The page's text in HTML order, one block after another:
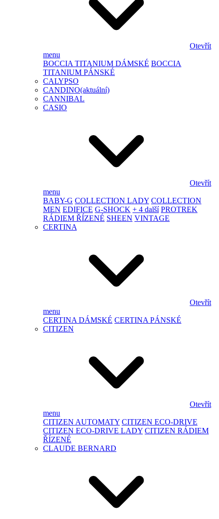
Otevřít
menu
BOCCIA TITANIUM DÁMSKÉ BOCCIA
TITANIUM PÁNSKÉ
CALYPSO
CANDINO(aktuální)
CANNIBAL
CASIO
Otevřít
menu
BABY-G COLLECTION LADY COLLECTION
MEN EDIFICE G-SHOCK + 4 další PROTREK
RÁDIEM ŘÍZENÉ SHEEN VINTAGE
CERTINA
Otevřít
menu
CERTINA DÁMSKÉ CERTINA PÁNSKÉ
CITIZEN
Otevřít
menu
CITIZEN AUTOMATY CITIZEN ECO-DRIVE
CITIZEN ECO-DRIVE LADY CITIZEN RÁDIEM
ŘÍZENÉ
CLAUDE BERNARD